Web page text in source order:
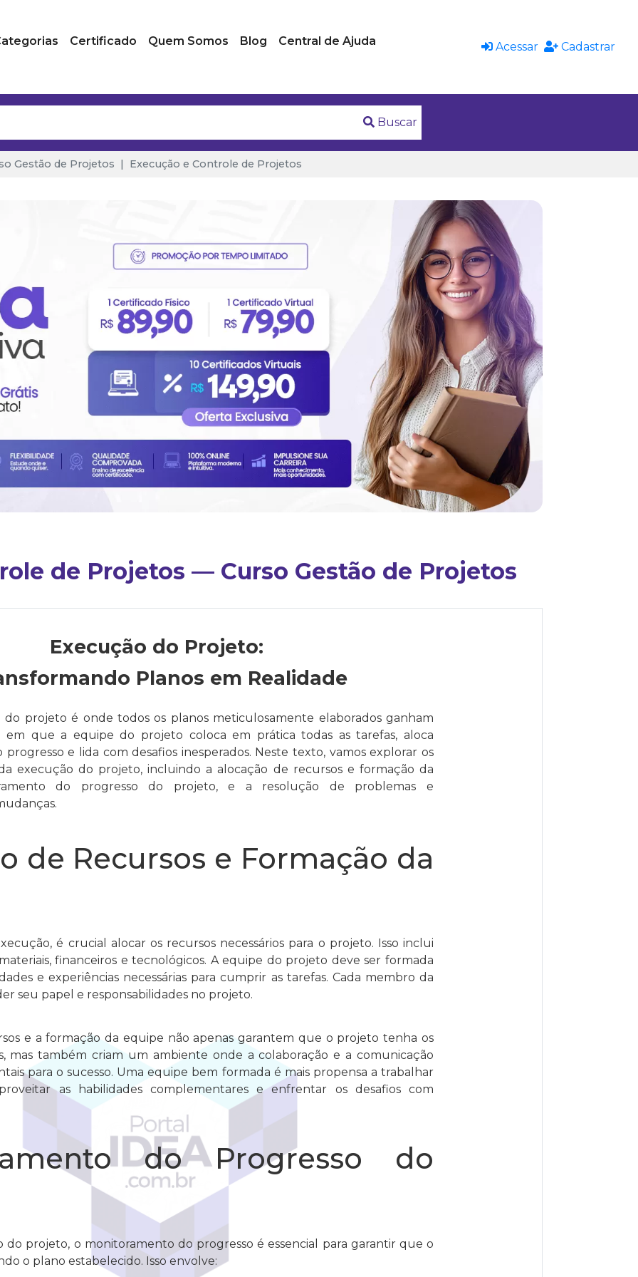
Certificado Quem Somos Blog Central de Ajuda Acessar Cadastrar
Buscar
Gestão de Projetos Execução e Controle de Projetos
de Projetos — Curso Gestão de Projetos
Execução do Projeto:
Planos em Realidade
do projeto é onde todos os planos meticulosamente elaborados ganham
em que a equipe do projeto coloca em prática todas as tarefas, aloca
progresso e lida com desafios inesperados. Neste texto, vamos explorar os
execução do projeto, incluindo a alocação de recursos e formação da
do progresso do projeto, e a resolução de problemas e
de Recursos e Formação da
é crucial alocar os recursos necessários para o projeto. Isso inclui
financeiros e tecnológicos. A equipe do projeto deve ser formada
e experiências necessárias para cumprir as tarefas. Cada membro da
seu papel e responsabilidades no projeto.
e a formação da equipe não apenas garantem que o projeto tenha os
mas também criam um ambiente onde a colaboração e a comunicação
para o sucesso. Uma equipe bem formada é mais propensa a trabalhar
as habilidades complementares e enfrentar os desafios com
do Progresso do
do projeto, o monitoramento do progresso é essencial para garantir que o
o plano estabelecido. Isso envolve: